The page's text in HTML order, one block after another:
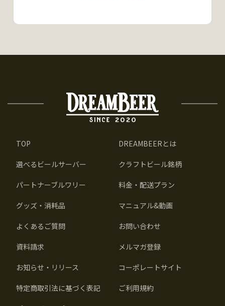
TOP DREAMBEERとは
選べるビールサーバー クラフトビール銘柄
パートナーブルワリー 料金・配送プラン
グッズ・消耗品 マニュアル&動画
よくあるご質問 お問い合わせ
資料請求 メルマガ登録
お知らせ・リリース コーポレートサイト
特定商取引法に基づく表記 ご利用規約